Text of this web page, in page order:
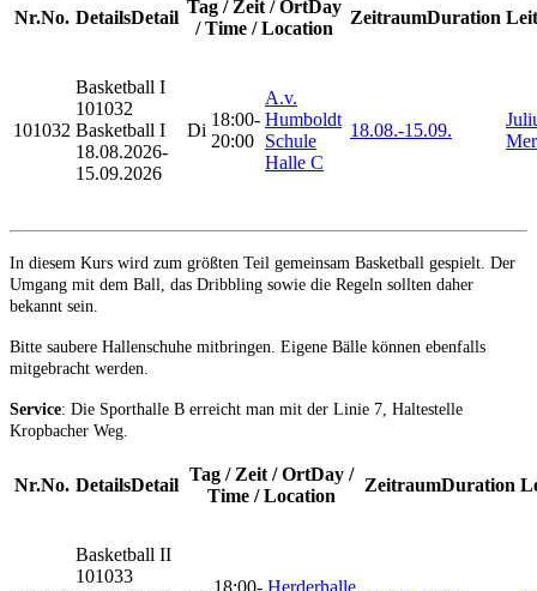
Nr.No. DetailsDetail
Tag / Zeit / OrtDay
/ Time / Location
ZeitraumDuration
101032
Basketball I
101032
Basketball I
18.08.2026-
15.09.2026
Di
18:00-
20:00
A.v.
Humboldt
Schule
Halle C
18.08.-15.09.
In diesem Kurs wird zum größten Teil gemeinsam Basketball gespielt. Der
Umgang mit dem Ball, das Dribbling sowie die Regeln sollten daher
bekannt sein.
Bitte saubere Hallenschuhe mitbringen. Eigene Bälle können ebenfalls
mitgebracht werden.
Service: Die Sporthalle B erreicht man mit der Linie 7, Haltestelle
Kropbacher Weg.
Nr.No. DetailsDetail
Tag / Zeit / OrtDay /
Time / Location
ZeitraumDuration
Basketball II
101033